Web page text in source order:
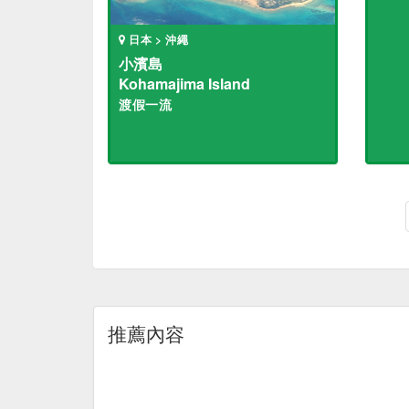
日本 > 沖繩
小濱島
Kohamajima Island
渡假一流
推薦內容